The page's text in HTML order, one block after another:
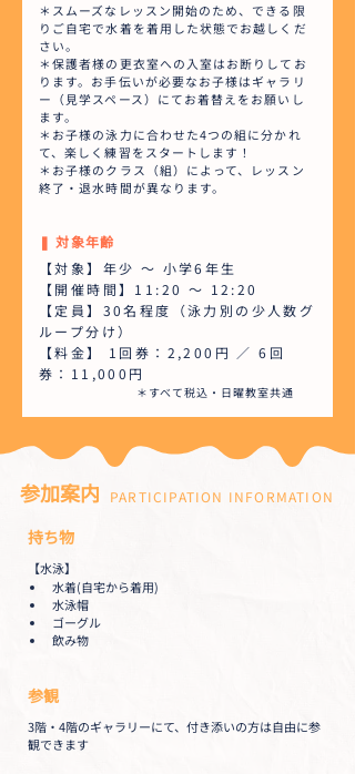
＊スムーズなレッスン開始のため、できる限
りご自宅で水着を着用した状態でお越しくだ
さい。
＊保護者様の更衣室への入室はお断りしてお
ります。お手伝いが必要なお子様はギャラリ
ー（見学スペース）にてお着替えをお願いし
ます。
＊お子様の泳力に合わせた4つの組に分かれ
て、楽しく練習をスタートします！
＊お子様のクラス（組）によって、レッスン
終了・退水時間が異なります。
❚ 対象年齢
【対象】年少 ～ 小学6年生
【開催時間】11:20 ～ 12:20
【定員】30名程度（泳力別の少人数グ
ループ分け）
【料金】 1回券：2,200円 ／ 6回
券：11,000円
＊すべて税込・日曜教室共通
参加案内 PARTICIPATION INFORMATION
持ち物
【水泳】
水着(自宅から着用)
水泳帽
ゴーグル
飲み物
参観
3階・4階のギャラリーにて、付き添いの方は自由に参
観できます